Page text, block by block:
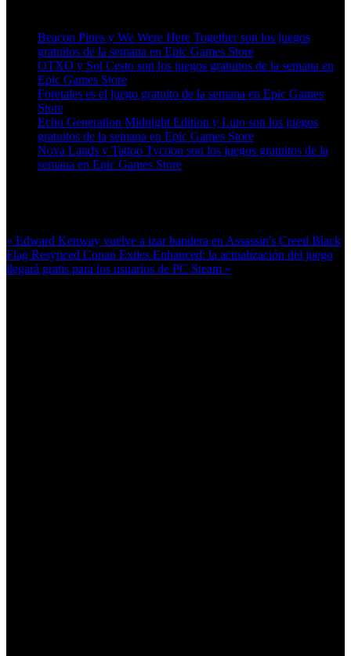
Beacon Pines y We Were Here Together son los juegos
gratuitos de la semana en Epic Games Store
OTXO y Sol Cesto son los juegos gratuitos de la semana en
Epic Games Store
Foretales es el juego gratuito de la semana en Epic Games
Store
Echo Generation Midnight Edition y Luto son los juegos
gratuitos de la semana en Epic Games Store
Nova Lands y Tattoo Tycoon son los juegos gratuitos de la
semana en Epic Games Store
« Edward Kenway vuelve a izar bandera en Assassin's Creed Black
Flag Resynced Conan Exiles Enhanced: la actualización del juego
llegará gratis para los usuarios de PC Steam »